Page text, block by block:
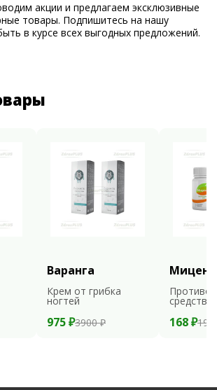
акции и предлагаем эксклюзивные
товары. Подпишитесь на нашу
в курсе всех выгодных предложений.
Варанга
Крем от грибка
ногтей
975 ₽3900 ₽
средство
168 ₽